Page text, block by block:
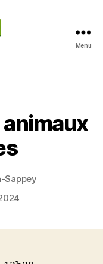
Menu
Sappey